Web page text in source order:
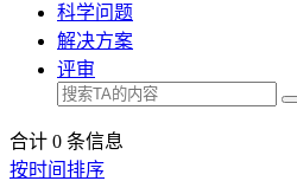
科学问题
解决方案
评审
合计 0 条信息
按时间排序